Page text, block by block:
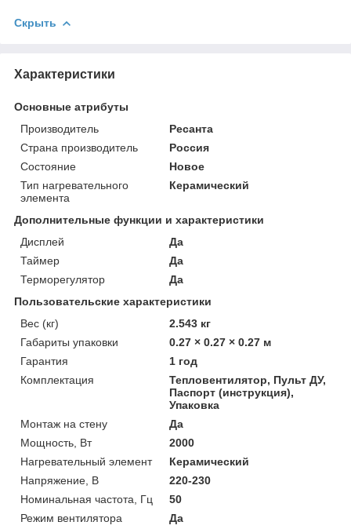
Скрыть
Характеристики
Основные атрибуты
Производитель
Ресанта
Страна производитель
Россия
Состояние
Новое
Тип нагревательного
элемента
Керамический
Дополнительные функции и характеристики
Дисплей
Да
Таймер
Да
Терморегулятор
Да
Пользовательские характеристики
Вес (кг)
2.543 кг
Габариты упаковки
0.27 × 0.27 × 0.27 м
Гарантия
1 год
Комплектация
Тепловентилятор, Пульт ДУ,
Паспорт (инструкция),
Упаковка
Монтаж на стену
Да
Мощность, Вт
2000
Нагревательный элемент
Керамический
Напряжение, В
220-230
Номинальная частота, Гц
50
Режим вентилятора
Да